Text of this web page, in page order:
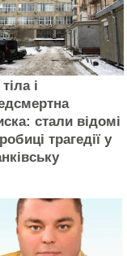
і
стали відомі
трагедії у